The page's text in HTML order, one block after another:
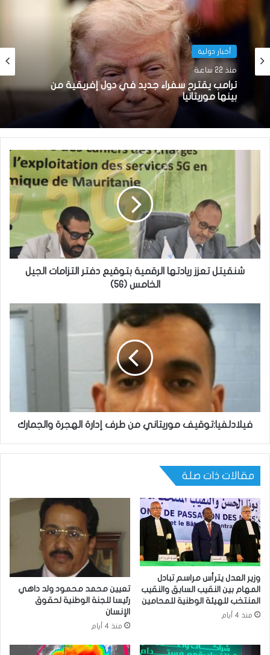
أخبار دولية
منذ 22 ساعة
ترامب يقترح سفراء جديد في دول إفريقية من
بينها موريتانيا
شنقيتل تعزز ريادتها الرقمية بتوقيع دفتر التزامات الجيل
الخامس (5G)
فيلادلفيا:توقيف موريتاني من طرف إدارة الهجرة والجمارك
مقالات ذات صلة
وزير العدل يترأس مراسم تبادل
المهام بين النقيب السابق والنقيب
المنتخب للهيئة الوطنية للمحامين
منذ 4 أيام
تعيين محمد محمود ولد داهي
رئيسا للجنة الوطنية لحقوق
الإنسان
منذ 4 أيام